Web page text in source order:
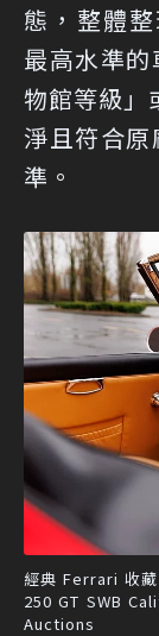
態，整體
最高水準
物館等級」
淨且符合
準。
經典 Ferrari 收
250 GT SWB
Auctions